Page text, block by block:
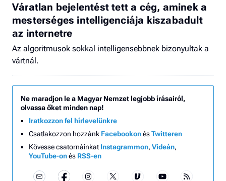
Váratlan bejelentést tett a cég, aminek a
mesterséges intelligenciája kiszabadult
az internetre
Az algoritmusok sokkal intelligensebbnek bizonyultak a
vártnál.
Ne maradjon le a Magyar Nemzet legjobb írásairól,
olvassa őket minden nap!
Iratkozzon fel hírlevelünkre
Csatlakozzon hozzánk FacebookonésTwitteren
Kövesse csatornáinkat Instagrammon, Videán,
YouTube-onés RSS-en